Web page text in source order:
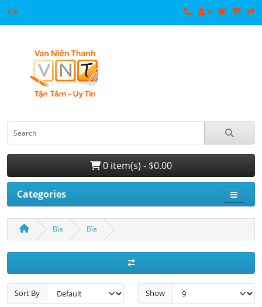
$
0 item(s) - $0.00
Categories
Bìa Bìa
Sort By Show